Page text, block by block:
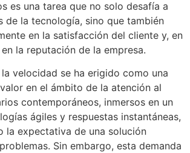
es una tarea que no solo desafía a
de la tecnología, sino que también
en la satisfacción del cliente y, en
la reputación de la empresa.
velocidad se ha erigido como una
en el ámbito de la atención al
contemporáneos, inmersos en un
ágiles y respuestas instantáneas,
la expectativa de una solución
Sin embargo, esta demanda